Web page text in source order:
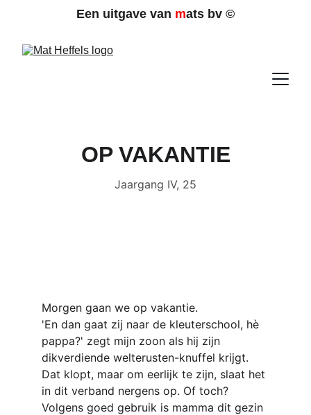
Een uitgave van mats bv ©
OP VAKANTIE
Jaargang IV, 25
Morgen gaan we op vakantie.
'En dan gaat zij naar de kleuterschool, hè
pappa?' zegt mijn zoon als hij zijn
dikverdiende welterusten-knuffel krijgt.
Dat klopt, maar om eerlijk te zijn, slaat het
in dit verband nergens op. Of toch?
Volgens goed gebruik is mamma dit gezin